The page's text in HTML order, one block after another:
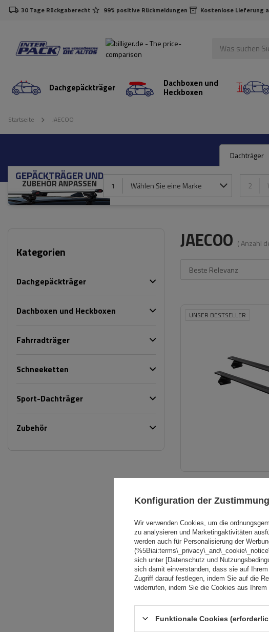
30 Tage Rückgaberecht 99% positive Rückmeldungen Kostenlose Lieferung
Dachgepäckträger Dachboxen und
Heckboxen
Startseite JAECOO
Dachträger
GEPÄCKTRÄGER UND
ZUBEHÖR ANPASSEN 1 Wählen Sie eine Marke 2
Kategorien
Dachgepäckträger
Dachboxen und Heckboxen
Fahrradträger
Schneeketten
Sport-Dachträger
Zubehör
JAECOO ( Anzahl
Beste Relevanz
UNSER BESTSELLER
Konfiguration der
Wir verwenden Cookies, um die
zu analysieren und Marketingaktivitäten
werden auch für Personalisierung der
sich unter [Datenschutz und
sich damit einverstanden, dass sie auf
Zugriff darauf festlegen, indem Sie auf die
widerrufen, indem Sie die Cookies aus
Funktionale Cookies